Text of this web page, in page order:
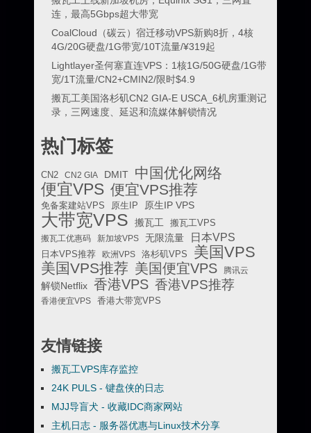
连，最高5Gbps超大带宽
CoalCloud（碳云）宿迁移动VPS新购8折，4核
4G/20G硬盘/1G带宽/10T流量/¥319起
Lightlayer圣何塞直连VPS：1核1G/50G硬盘/1G带
宽/1T流量/CN2+CMIN2/限时$4.9
搬瓦工美国洛杉矶CN2 GIA-E USCA_6机房重测记
录，三网速度、延迟和流媒体解锁情况
热门标签
CN2 CN2 GIA DMIT 中国优化网络
便宜VPS 便宜VPS推荐
免备案建站VPS 原生IP 原生IP VPS
大带宽VPS 搬瓦工
搬瓦工VPS
搬瓦工优惠码
新加坡VPS 无限流量 日本VPS
日本VPS推荐 欧洲VPS 洛杉矶VPS 美国VPS
美国VPS推荐 美国便宜VPS 腾讯云
解锁Netflix 香港VPS 香港VPS推荐
香港便宜VPS 香港大带宽VPS
友情链接
搬瓦工VPS库存监控
24K PULS - 键盘侠的日志
MJJ导盲犬 - 收藏IDC商家网站
主机日志 - 服务器优惠与Linux技术分享